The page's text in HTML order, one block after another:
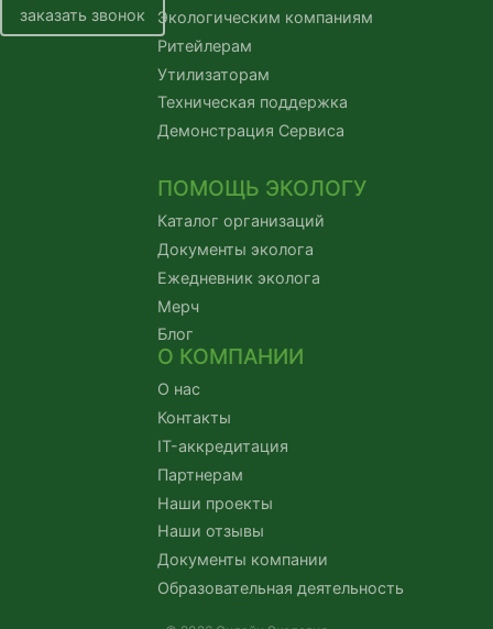
заказать звонок
Экологическим компаниям
Ритейлерам
Утилизаторам
Техническая поддержка
Демонстрация Сервиса
ПОМОЩЬ ЭКОЛОГУ
Каталог организаций
Документы эколога
Ежедневник эколога
Мерч
Блог
О КОМПАНИИ
О нас
Контакты
IT-аккредитация
Партнерам
Наши проекты
Наши отзывы
Документы компании
Образовательная деятельность